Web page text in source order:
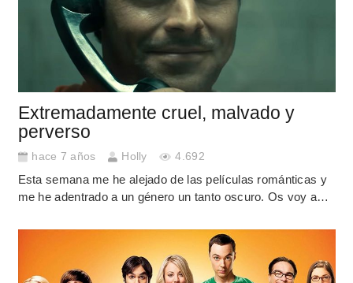
Extremadamente cruel, malvado y
perverso
hace 7 años Holly 4.692
Esta semana me he alejado de las películas románticas y
me he adentrado a un género un tanto oscuro. Os voy a…